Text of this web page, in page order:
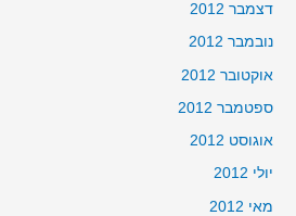
דצמבר 2012
נובמבר 2012
אוקטובר 2012
ספטמבר 2012
אוגוסט 2012
יולי 2012
מאי 2012